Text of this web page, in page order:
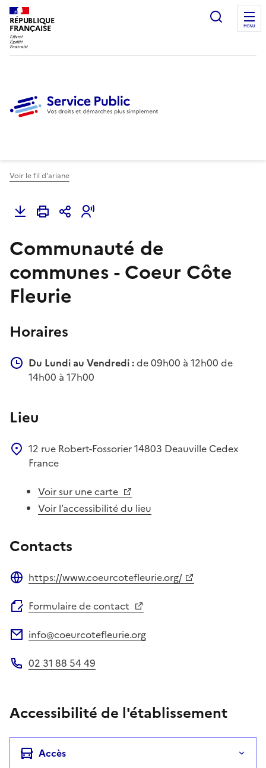
RÉPUBLIQUE
FRANÇAISE
Ouvrir
MENU
Voir le fil d'ariane
Communauté de
communes - Coeur Côte
Fleurie
Horaires
Du Lundi au Vendredi :de 09h00 à 12h00 de
14h00 à 17h00
Lieu
12 rue Robert-Fossorier14803 Deauville Cedex
France
Voir sur une carte
Voir l’accessibilité du lieu
Contacts
https://www.coeurcotefleurie.org/
Formulaire de contact
info@coeurcotefleurie.org
02 31 88 54 49
Accessibilité de l'établissement
Accès